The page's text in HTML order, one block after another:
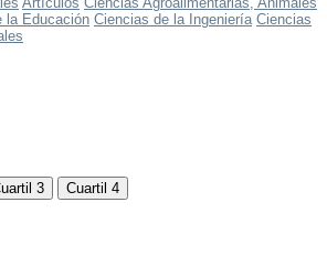
la Educación Ciencias de la Ingeniería Ciencias
3 Cuartil 4